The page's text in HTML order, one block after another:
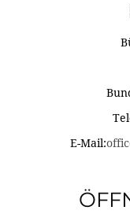
E-Mail: